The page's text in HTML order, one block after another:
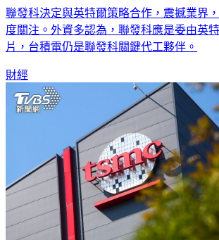
聯發科決定與英特爾策略合作，震撼業界
度關注。外資多認為，聯發科應是委由英
片，台積電仍是聯發科關鍵代工夥伴。
財經